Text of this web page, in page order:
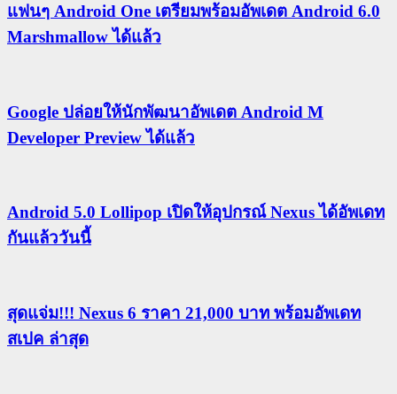
แฟนๆ Android One เตรียมพร้อมอัพเดต Android 6.0
Marshmallow ได้แล้ว
Google ปล่อยให้นักพัฒนาอัพเดต Android M
Developer Preview ได้แล้ว
Android 5.0 Lollipop เปิดให้อุปกรณ์ Nexus ได้อัพเดท
กันแล้ววันนี้
สุดแจ่ม!!! Nexus 6 ราคา 21,000 บาท พร้อมอัพเดท
สเปค ล่าสุด